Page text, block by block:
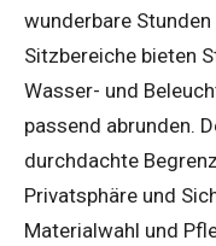
wunderbare
Sitzbereiche bieten
Wasser- und
passend abrunden.
durchdachte
Privatsphäre und
Materialwahl und